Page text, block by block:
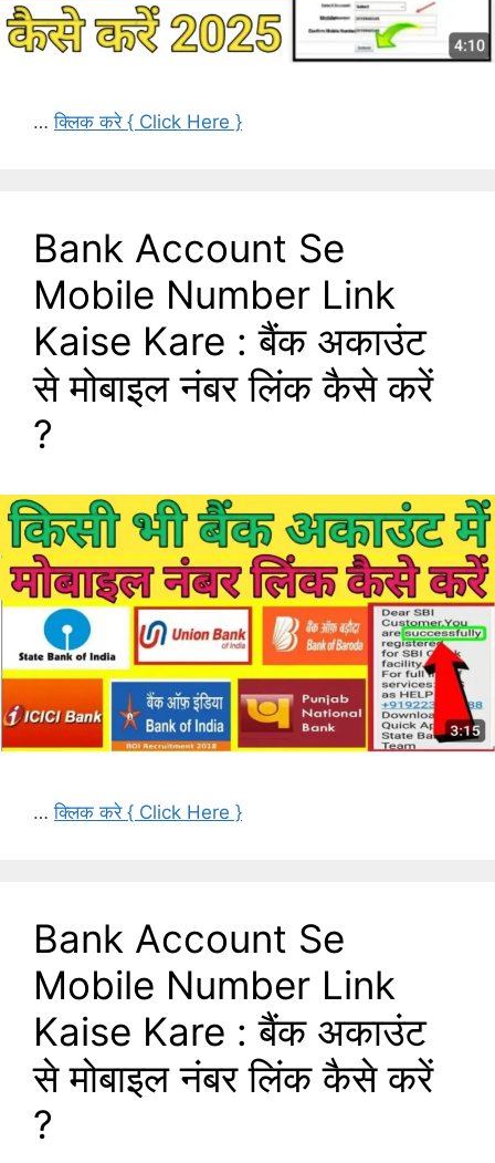
…क्लिक करे { Click Here }
Bank Account Se
Mobile Number Link
Kaise Kare : बैंक अकाउंट
से मोबाइल नंबर लिंक कैसे करें
?
…क्लिक करे { Click Here }
Bank Account Se
Mobile Number Link
Kaise Kare : बैंक अकाउंट
से मोबाइल नंबर लिंक कैसे करें
?